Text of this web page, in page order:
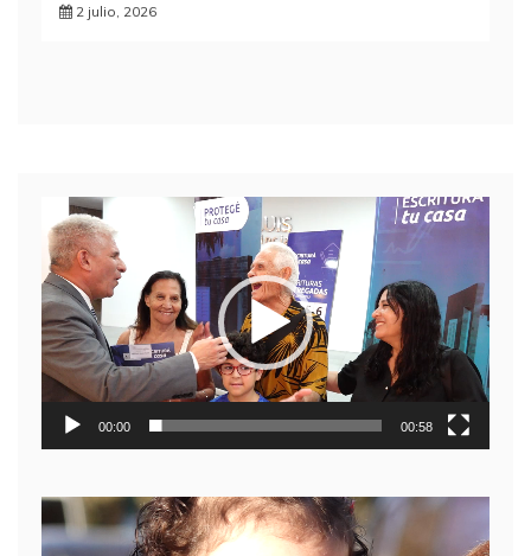
2 julio, 2026
Reproductor
de
video
00:00 00:58
Reproductor
de